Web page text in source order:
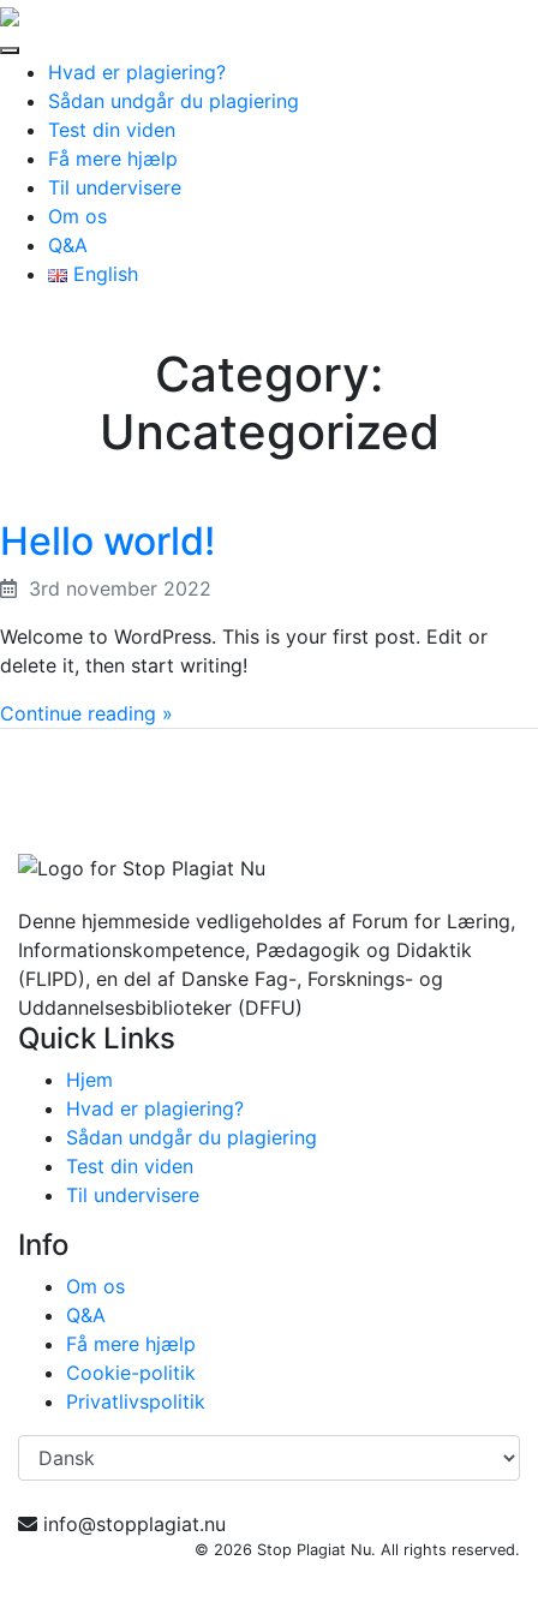
Hvad er plagiering?
Sådan undgår du plagiering
Test din viden
Få mere hjælp
Til undervisere
Om os
Q&A
English
Category:
Uncategorized
Hello world!
3rd november 2022
Welcome to WordPress. This is your first post. Edit or
delete it, then start writing!
Continue reading »
Denne hjemmeside vedligeholdes af Forum for Læring,
Informationskompetence, Pædagogik og Didaktik
(FLIPD), en del af Danske Fag-, Forsknings- og
Uddannelsesbiblioteker (DFFU)
Quick Links
Hjem
Hvad er plagiering?
Sådan undgår du plagiering
Test din viden
Til undervisere
Info
Om os
Q&A
Få mere hjælp
Cookie-politik
Privatlivspolitik
Vælg
sprog
info@stopplagiat.nu
© 2026 Stop Plagiat Nu. All rights reserved.